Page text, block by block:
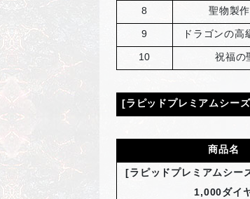
8 聖物製
9 ドラゴンの
10 祝福の
[ラピッドプレミアムシー
商品名
[ラピッドプレミアムシー
1,000ダイ